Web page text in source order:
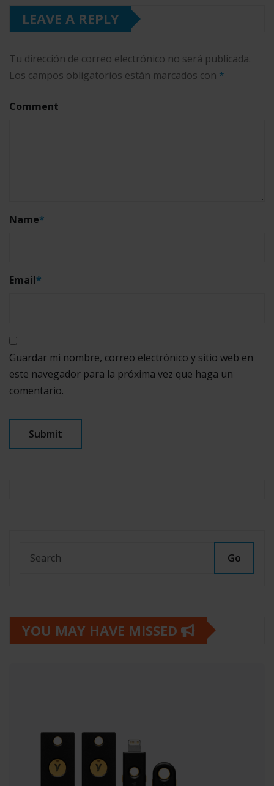
LEAVE A REPLY
Tu dirección de correo electrónico no será publicada.
Los campos obligatorios están marcados con *
Comment
Name*
Email*
Guardar mi nombre, correo electrónico y sitio web en
este navegador para la próxima vez que haga un
comentario.
Go
YOU MAY HAVE MISSED